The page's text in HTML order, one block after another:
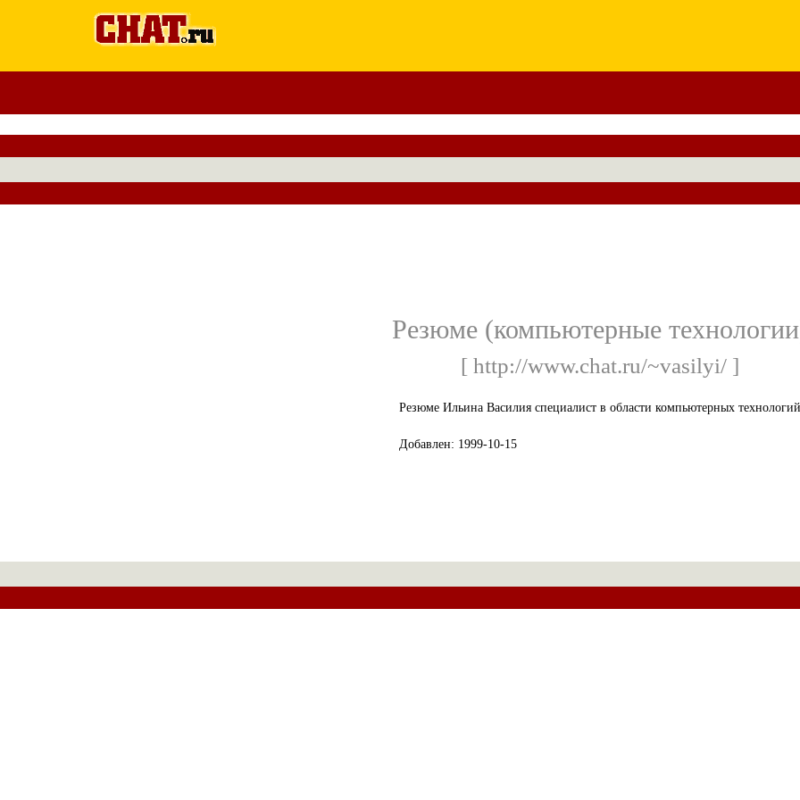
Резюме (компьютерные
[ http://www.chat.ru/~vasilyi/ ]
Резюме Ильина Василия специалист в области компьютерных технологий
Добавлен: 1999-10-15